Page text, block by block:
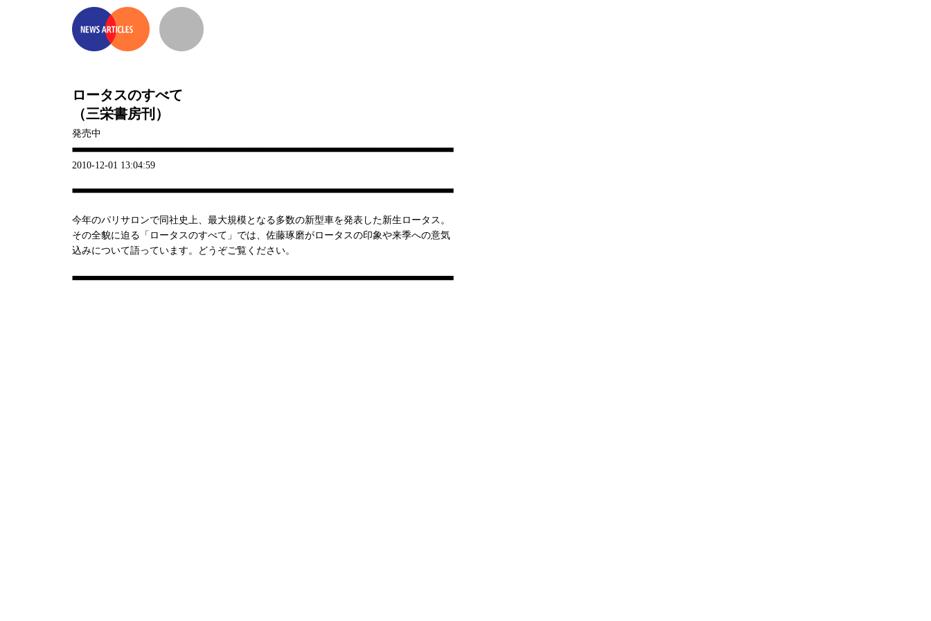
ロータスのすべて
（三栄書房刊）
発売中
2010-12-01 13:04:59
今年のパリサロンで同社史上、最大規模となる多数の新型車を発表した新生ロータス。
その全貌に迫る「ロータスのすべて」では、佐藤琢磨がロータスの印象や来季への意気
込みについて語っています。どうぞご覧ください。